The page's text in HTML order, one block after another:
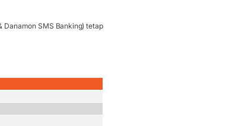
Danamon SMS Banking) tetap